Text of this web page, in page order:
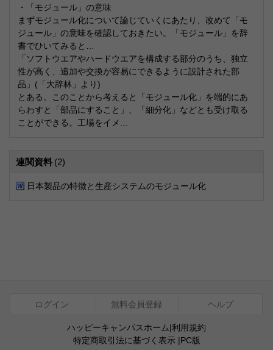
・「モジュール」の意味
まずモジュール化について論じていくにあたり、改めて「モ
ジュール」の意味を確認しておきたい。「モジュール」を辞
書でひいてみると…
「ソフトウエアやハードウエアを構成する部分のうち、独立
性が高く、追加や交換が容易にできるように設計された部
品」(「大辞林」より)
とある。このことから考えると「モジュール化」を端的にあ
らわすと「部品にすること」、「細分化」などとも受け取る
ことができる。工場をイメ...
連関資料 (2)
日本製品の特徴と生産システムのモジュール化
ログイン 無料会員登録 ヘルプ
ハッピーキャンパスホーム|利用規約
特定商取引法に基づく表示|PC版